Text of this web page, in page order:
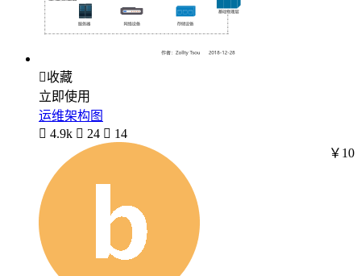
收藏
立即使用
运维架构图
 4.9k  24  14
￥10